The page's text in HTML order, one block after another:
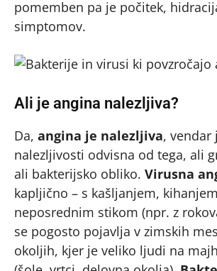
pomemben pa je počitek,
simptomov.
Ali je angina nalezljiva?
Da, angina je nalezljiva, vendar
nalezljivosti odvisna od tega, ali
ali bakterijsko obliko. Virusna
kapljično – s kašljanjem,
neposrednim stikom (npr. z
se pogosto pojavlja v zimskih
okoljih, kjer je veliko ljudi na